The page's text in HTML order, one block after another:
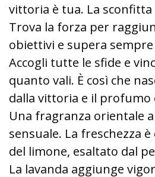
vittoria è tua. La sconfitta
Trova la forza per
obiettivi e supera
Accogli tutte le sfide e
quanto vali. È così che
dalla vittoria e il profumo
Una fragranza orientale
sensuale. La freschezza
del limone, esaltato dal
La lavanda aggiunge